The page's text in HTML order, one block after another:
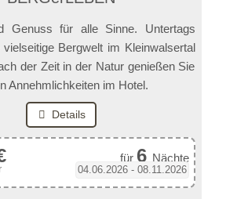
Genuss für alle Sinne. Untertags
Bergwelt im Kleinwalsertal
der Zeit in der Natur genießen Sie
Annehmlichkeiten im Hotel.
Details
für 6 Nächte
04.06.2026 - 08.11.2026